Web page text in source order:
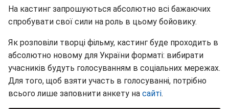
На кастинг запрошуються абсолютно всі бажаючих
спробувати свої сили на роль в цьому бойовику.
Як розповіли творці фільму, кастинг буде проходить в
абсолютно новому для України форматі: вибирати
учасників будуть голосуванням в соціальних мережах.
Для того, щоб взяти участь в голосуванні, потрібно
всього лише заповнити анкету на сайті.